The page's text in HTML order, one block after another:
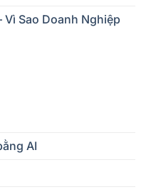
Vì Sao Doanh Nghiệp
AI